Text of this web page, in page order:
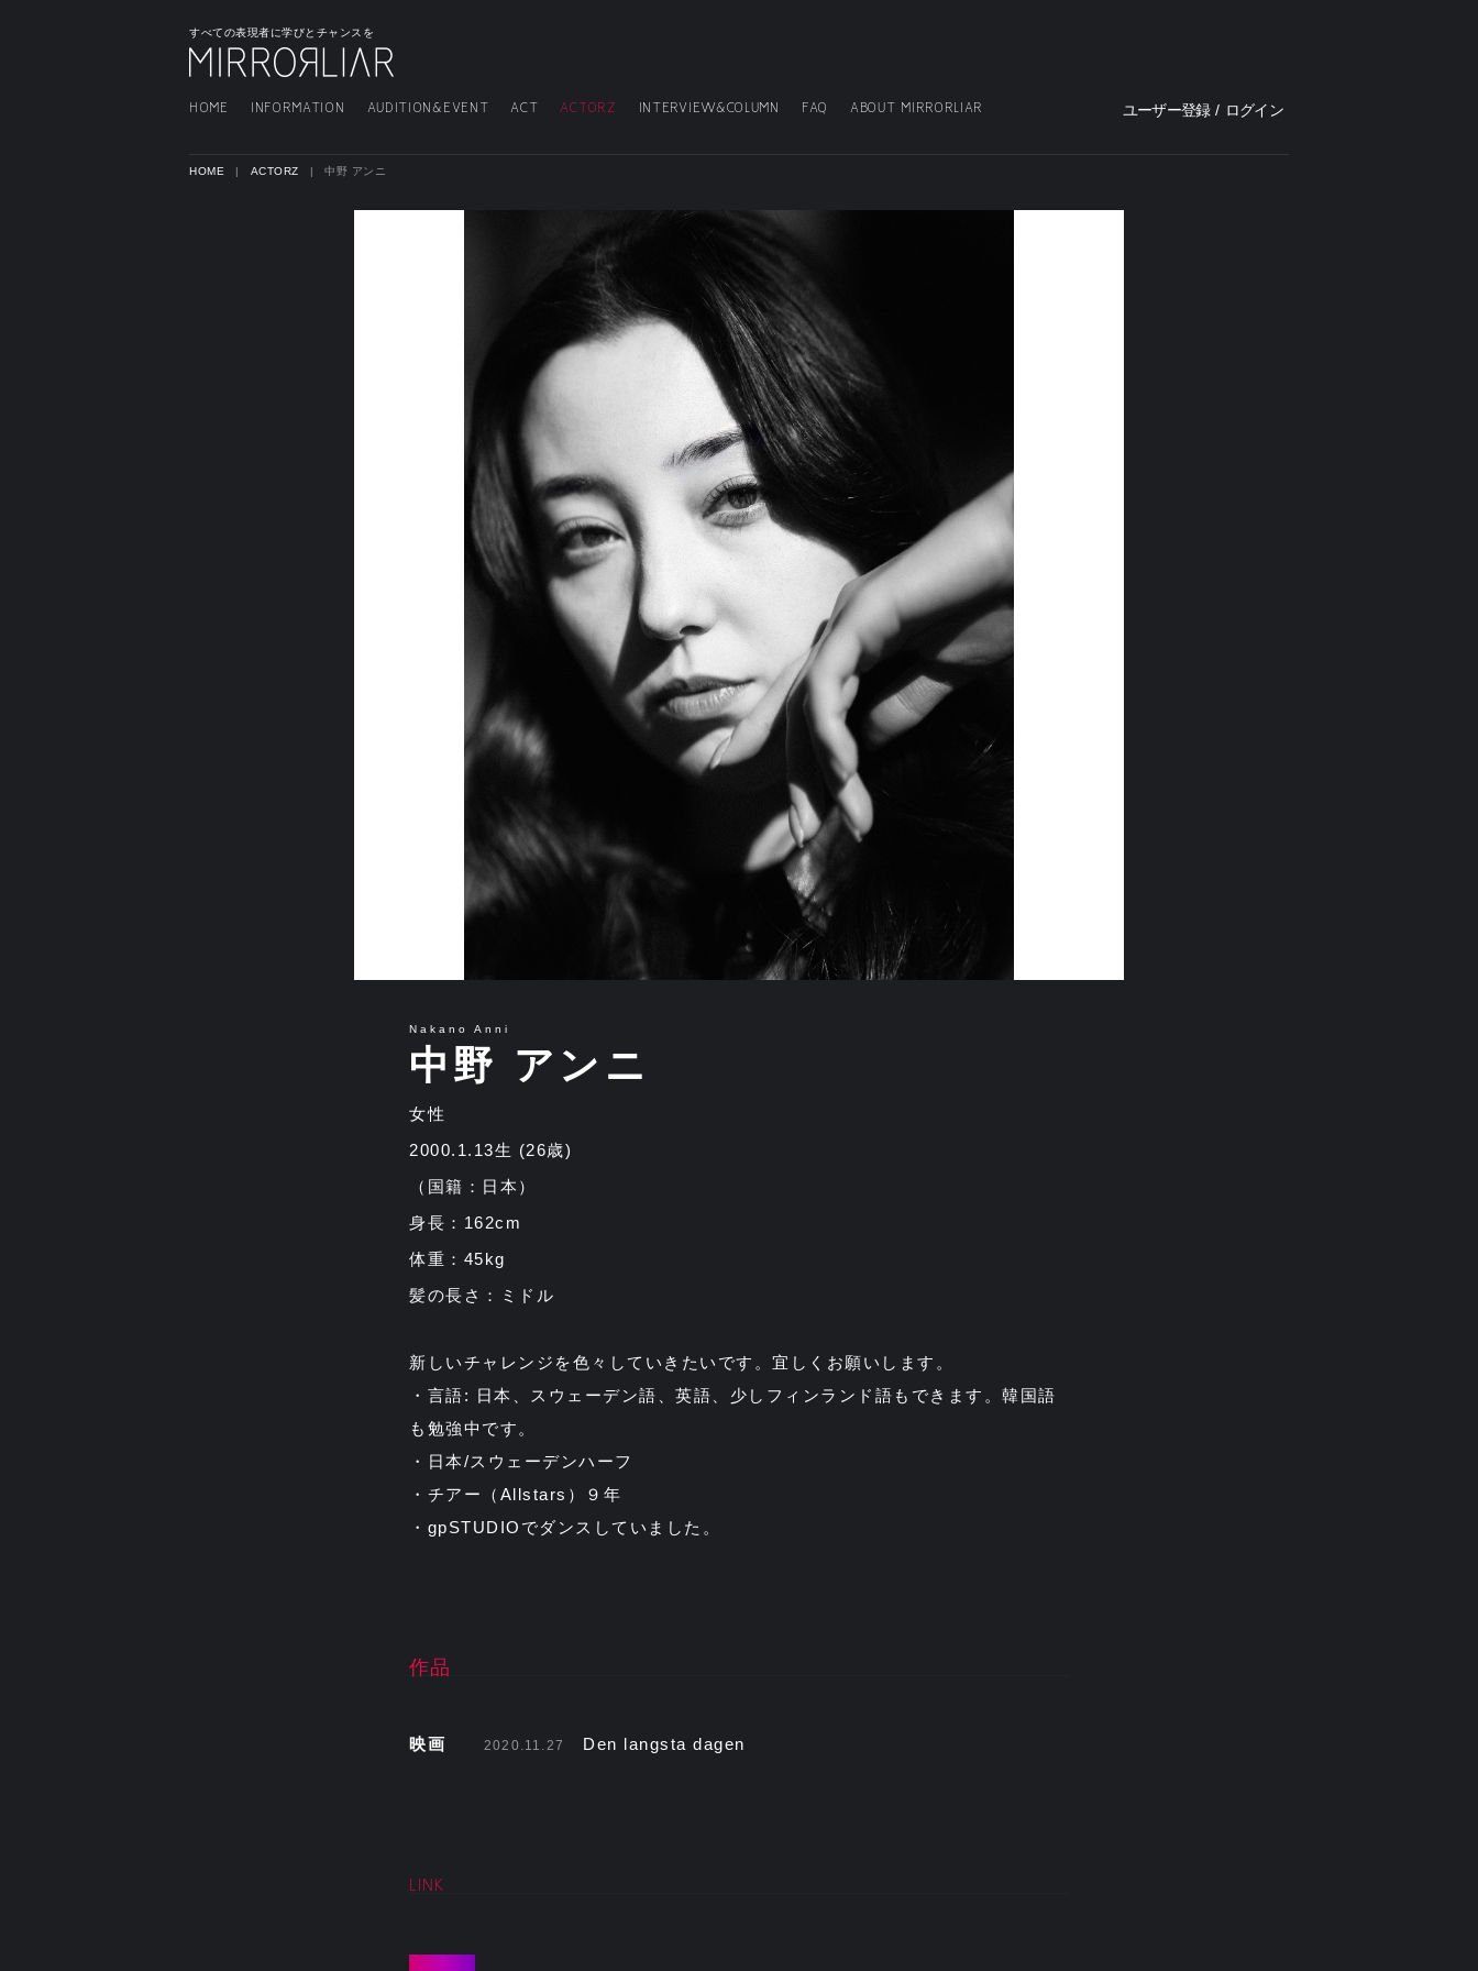
すべての表現者に学びとチャンスを
HOME INFORMATION AUDITION&EVENT ACT ACTORZ INTERVIEW&COLUMN FAQ ABOUT MIRRORLIAR ユーザー登録 / ログイン
HOME ACTORZ 中野 アンニ
Nakano Anni
中野 アンニ
女性
2000.1.13生 (26歳)
（国籍：日本）
身長：162cm
体重：45kg
髪の長さ：ミドル
新しいチャレンジを色々していきたいです。宜しくお願いします。
・言語: 日本、スウェーデン語、英語、少しフィンランド語もできます。韓国語
も勉強中です。
・日本/スウェーデンハーフ
・チアー（Allstars）９年
・gpSTUDIOでダンスしていました。
作品
映画 2020.11.27 Den langsta dagen
LINK